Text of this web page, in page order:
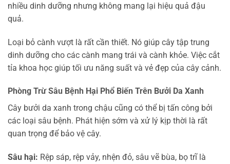
nhiều dinh dưỡng nhưng không mang lại hiệu quả đậu
quả.
Loại bỏ cành vượt là rất cần thiết. Nó giúp cây tập trung
dinh dưỡng cho các cành mang trái và cành khỏe. Việc cắt
tỉa khoa học giúp tối ưu năng suất và vẻ đẹp của cây cảnh.
Phòng Trừ Sâu Bệnh Hại Phổ Biến Trên Bưởi Da Xanh
Cây bưởi da xanh trong chậu cũng có thể bị tấn công bởi
các loại sâu bệnh. Phát hiện sớm và xử lý kịp thời là rất
quan trọng để bảo vệ cây.
Sâu hại: Rệp sáp, rệp vảy, nhện đỏ, sâu vẽ bùa, bọ trĩ là